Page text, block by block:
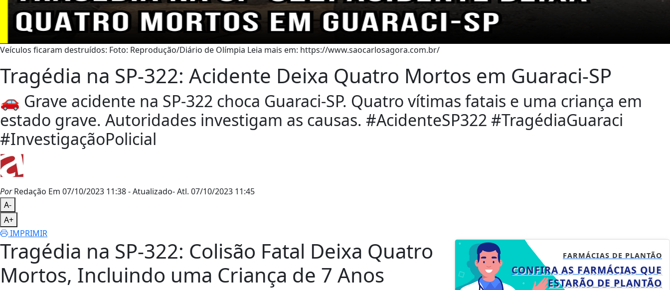
Veículos ficaram destruídos: Foto: Reprodução/Diário de Olímpia Leia mais em: https://www.saocarlosagora.com.br/
Tragédia na SP-322: Acidente Deixa Quatro Mortos em Guaraci-SP
🚗 Grave acidente na SP-322 choca Guaraci-SP. Quatro vítimas fatais e uma criança em
estado grave. Autoridades investigam as causas. #AcidenteSP322 #TragédiaGuaraci
#InvestigaçãoPolicial
PorRedação Em 07/10/2023 11:38- Atualizado- Atl. 07/10/2023 11:45
A-
A+
IMPRIMIR
Tragédia na SP-322: Colisão Fatal Deixa Quatro
Mortos, Incluindo uma Criança de 7 Anos
FARMÁCIAS DE PLANTÃO
CONFIRA AS FARMÁCIAS QUE
ESTARÃO DE PLANTÃO